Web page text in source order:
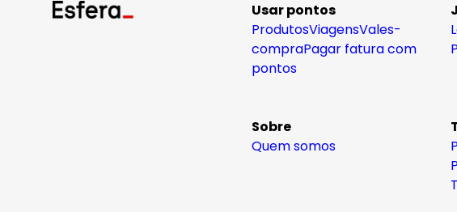
Usar pontos
ProdutosViagensVales-
compraPagar fatura com
pontos
Sobre
Quem somos